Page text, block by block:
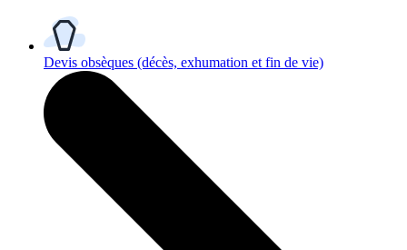
Devis obsèques (décès, exhumation et fin de vie)